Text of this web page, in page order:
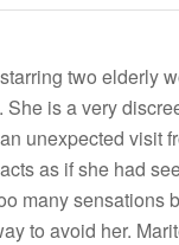
two elderly
She is a very
unexpected visit
as if she had
many sensations
to avoid her.